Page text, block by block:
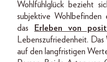
Wohlfühlglück bezieht
subjektive Wohlbefinden
das
Erleben von
Lebenszufriedenheit.
auf den langfristigen